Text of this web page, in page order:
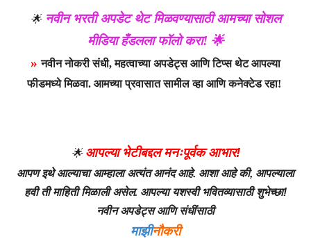
🌟नवीन भरती अपडेट थेट मिळवण्यासाठी आमच्या सोशल
मीडिया हँडलला फॉलो करा! 🌟
»नवीन नोकरी संधी, महत्वाच्या अपडेट्स आणि टिप्स थेट आपल्या
फीडमध्ये मिळवा. आमच्या प्रवासात सामील व्हा आणि कनेक्टेड रहा!
🌟 आपल्या भेटीबद्दल मनःपूर्वक आभार!
आपण इथे आल्याचा आम्हाला अत्यंत आनंद आहे. आशा आहे की, आपल्याला
हवी ती माहिती मिळाली असेल. आपल्या यशस्वी भवितव्यासाठी शुभेच्छा!
नवीन अपडेट्स आणि संधींसाठी
माझीनौकरी